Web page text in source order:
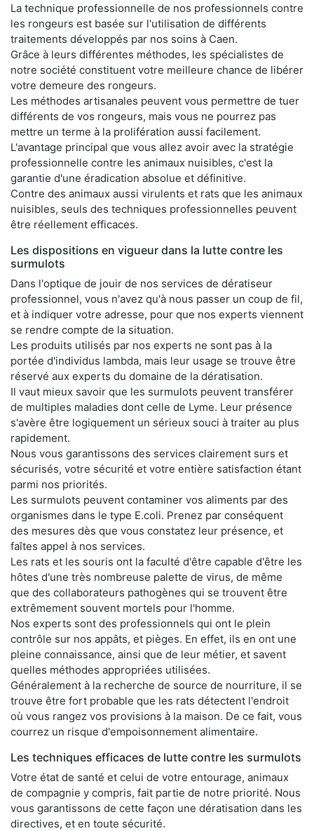
La technique professionnelle de nos professionnels contre
les rongeurs est basée sur l'utilisation de différents
traitements développés par nos soins à Caen.
Grâce à leurs différentes méthodes, les spécialistes de
notre société constituent votre meilleure chance de libérer
votre demeure des rongeurs.
Les méthodes artisanales peuvent vous permettre de tuer
différents de vos rongeurs, mais vous ne pourrez pas
mettre un terme à la prolifération aussi facilement.
L'avantage principal que vous allez avoir avec la stratégie
professionnelle contre les animaux nuisibles, c'est la
garantie d'une éradication absolue et définitive.
Contre des animaux aussi virulents et rats que les animaux
nuisibles, seuls des techniques professionnelles peuvent
être réellement efficaces.
Les dispositions en vigueur dans la lutte contre les
surmulots
Dans l'optique de jouir de nos services de dératiseur
professionnel, vous n'avez qu'à nous passer un coup de fil,
et à indiquer votre adresse, pour que nos experts viennent
se rendre compte de la situation.
Les produits utilisés par nos experts ne sont pas à la
portée d'individus lambda, mais leur usage se trouve être
réservé aux experts du domaine de la dératisation.
Il vaut mieux savoir que les surmulots peuvent transférer
de multiples maladies dont celle de Lyme. Leur présence
s'avère être logiquement un sérieux souci à traiter au plus
rapidement.
Nous vous garantissons des services clairement surs et
sécurisés, votre sécurité et votre entière satisfaction étant
parmi nos priorités.
Les surmulots peuvent contaminer vos aliments par des
organismes dans le type E.coli. Prenez par conséquent
des mesures dès que vous constatez leur présence, et
faîtes appel à nos services.
Les rats et les souris ont la faculté d'être capable d'être les
hôtes d'une très nombreuse palette de virus, de même
que des collaborateurs pathogènes qui se trouvent être
extrêmement souvent mortels pour l'homme.
Nos experts sont des professionnels qui ont le plein
contrôle sur nos appâts, et pièges. En effet, ils en ont une
pleine connaissance, ainsi que de leur métier, et savent
quelles méthodes appropriées utilisées.
Généralement à la recherche de source de nourriture, il se
trouve être fort probable que les rats détectent l'endroit
où vous rangez vos provisions à la maison. De ce fait, vous
courrez un risque d'empoisonnement alimentaire.
Les techniques efficaces de lutte contre les surmulots
Votre état de santé et celui de votre entourage, animaux
de compagnie y compris, fait partie de notre priorité. Nous
vous garantissons de cette façon une dératisation dans les
directives, et en toute sécurité.